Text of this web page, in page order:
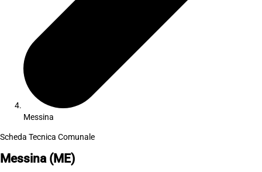
Messina
Scheda Tecnica Comunale
Messina (ME)